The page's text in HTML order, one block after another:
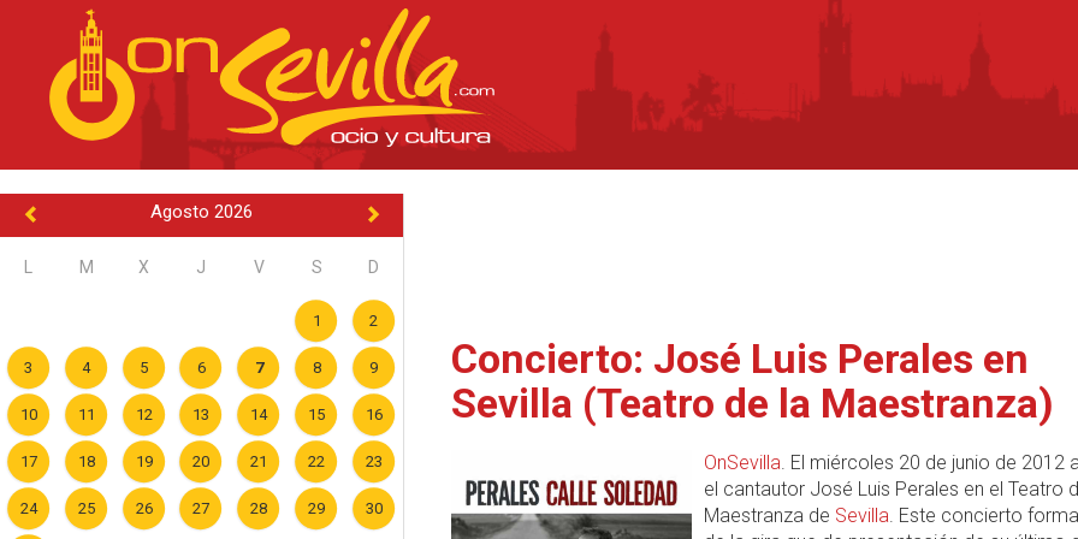
Agosto 2026
M X J V S D
1 2
3 4 5 6 7 8 9
10 11 12 13 14 15 16
17 18 19 20 21 22 23
24 25 26 27 28 29 30
Concierto: José Luis Perales en
Sevilla (Teatro de la Maestranza)
OnSevilla. El miércoles 20 de junio de 2012
el cantautor José Luis Perales en el Teatro
Maestranza de Sevilla. Este concierto